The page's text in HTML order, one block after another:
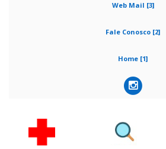
Web Mail [3]
Fale Conosco [2]
Home [1]